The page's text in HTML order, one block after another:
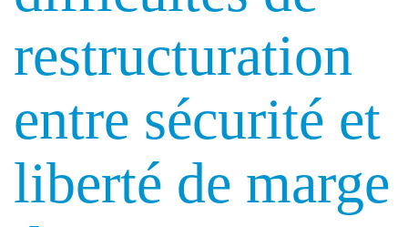
restructuration
entre sécurité et
liberté de marge